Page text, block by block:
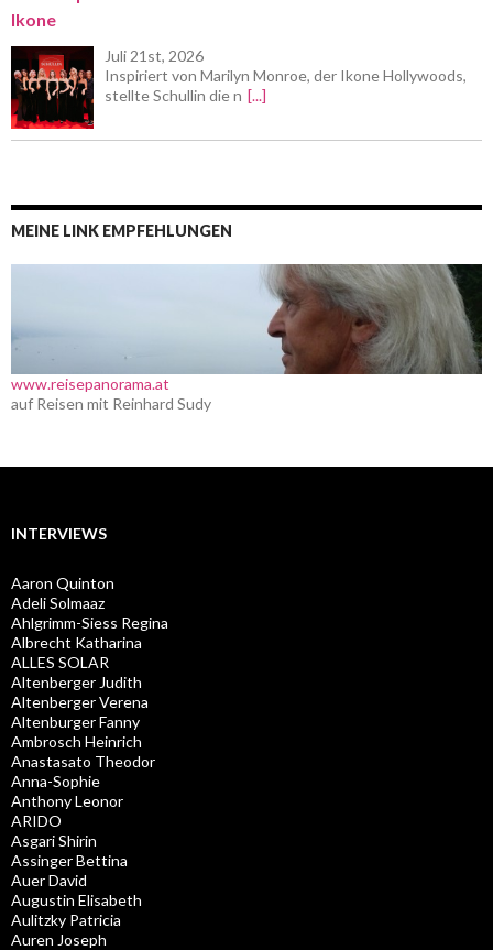
Ikone
Juli 21st, 2026
Inspiriert von Marilyn Monroe, der Ikone Hollywoods,
stellte Schullin die n [...]
MEINE LINK EMPFEHLUNGEN
www.reisepanorama.at
auf Reisen mit Reinhard Sudy
INTERVIEWS
Aaron Quinton
Adeli Solmaaz
Ahlgrimm-Siess Regina
Albrecht Katharina
ALLES SOLAR
Altenberger Judith
Altenberger Verena
Altenburger Fanny
Ambrosch Heinrich
Anastasato Theodor
Anna-Sophie
Anthony Leonor
ARIDO
Asgari Shirin
Assinger Bettina
Auer David
Augustin Elisabeth
Aulitzky Patricia
Auren Joseph